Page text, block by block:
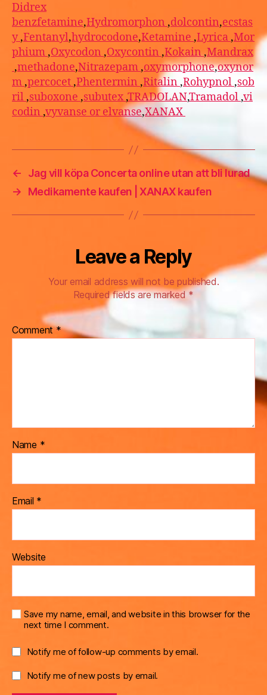
Didrex
benzfetamine,Hydromorphon ,dolcontin,ecstas
y ,Fentanyl,hydrocodone,Ketamine ,Lyrica ,Mor
phium ,Oxycodon ,Oxycontin ,Kokain,Mandrax
,methadone,Nitrazepam ,oxymorphone,oxynor
m ,percocet ,Phentermin ,Ritalin ,Rohypnol ,sob
ril ,suboxone ,subutex,TRADOLAN,Tramadol ,vi
codin ,vyvanse or elvanse,XANAX
←
Jag vill köpa Concerta online utan att bli lurad
→
Medikamente kaufen | XANAX kaufen
Leave a Reply
Your email address will not be published.
Required fields are marked*
Comment*
Name *
Email *
Website
Save my name, email, and website in this browser for the
next time I comment.
Notify me of follow-up comments by email.
Notify me of new posts by email.